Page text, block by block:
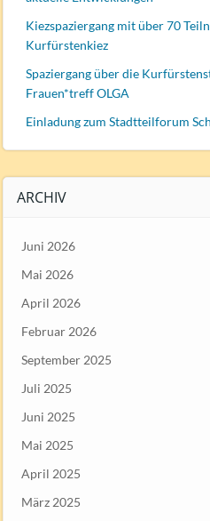
Kiezspaziergang mit über 70
Kurfürstenkiez
Spaziergang über die
Frauen*treff OLGA
Einladung zum Stadtteilforum
ARCHIV
Juni 2026
Mai 2026
April 2026
Februar 2026
September 2025
Juli 2025
Juni 2025
Mai 2025
April 2025
März 2025